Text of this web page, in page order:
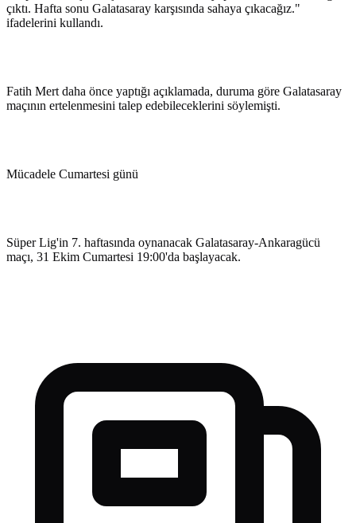
çıktı. Hafta sonu Galatasaray karşısında sahaya çıkacağız."
ifadelerini kullandı.
Fatih Mert daha önce yaptığı açıklamada, duruma göre Galatasaray
maçının ertelenmesini talep edebileceklerini söylemişti.
Mücadele Cumartesi günü
Süper Lig'in 7. haftasında oynanacak Galatasaray-Ankaragücü
maçı, 31 Ekim Cumartesi 19:00'da başlayacak.